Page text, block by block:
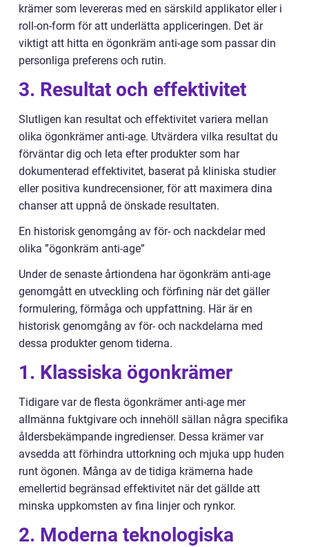
krämer som levereras med en särskild applikator eller i
roll-on-form för att underlätta appliceringen. Det är
viktigt att hitta en ögonkräm anti-age som passar din
personliga preferens och rutin.
3. Resultat och effektivitet
Slutligen kan resultat och effektivitet variera mellan
olika ögonkrämer anti-age. Utvärdera vilka resultat du
förväntar dig och leta efter produkter som har
dokumenterad effektivitet, baserat på kliniska studier
eller positiva kundrecensioner, för att maximera dina
chanser att uppnå de önskade resultaten.
En historisk genomgång av för- och nackdelar med
olika ”ögonkräm anti-age”
Under de senaste årtiondena har ögonkräm anti-age
genomgått en utveckling och förfining när det gäller
formulering, förmåga och uppfattning. Här är en
historisk genomgång av för- och nackdelarna med
dessa produkter genom tiderna.
1. Klassiska ögonkrämer
Tidigare var de flesta ögonkrämer anti-age mer
allmänna fuktgivare och innehöll sällan några specifika
åldersbekämpande ingredienser. Dessa krämer var
avsedda att förhindra uttorkning och mjuka upp huden
runt ögonen. Många av de tidiga krämerna hade
emellertid begränsad effektivitet när det gällde att
minska uppkomsten av fina linjer och rynkor.
2. Moderna teknologiska